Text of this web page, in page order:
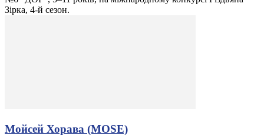
Зірка, 4-й сезон.
Мойсей Хорава (MOSE)